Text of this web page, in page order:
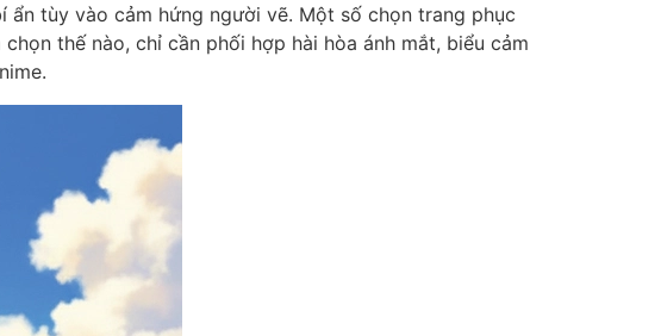
ẩn tùy vào cảm hứng người vẽ. Một số chọn trang phục
thế nào, chỉ cần phối hợp hài hòa ánh mắt, biểu cảm